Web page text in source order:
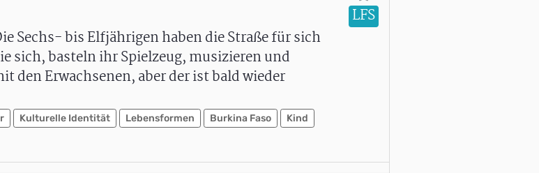
Sechs- bis Elfjährigen haben die Straße für sich
sich, basteln ihr Spielzeug, musizieren und
den Erwachsenen, aber der ist bald wieder
Kulturelle Identität Lebensformen Burkina Faso
Kind
LFS